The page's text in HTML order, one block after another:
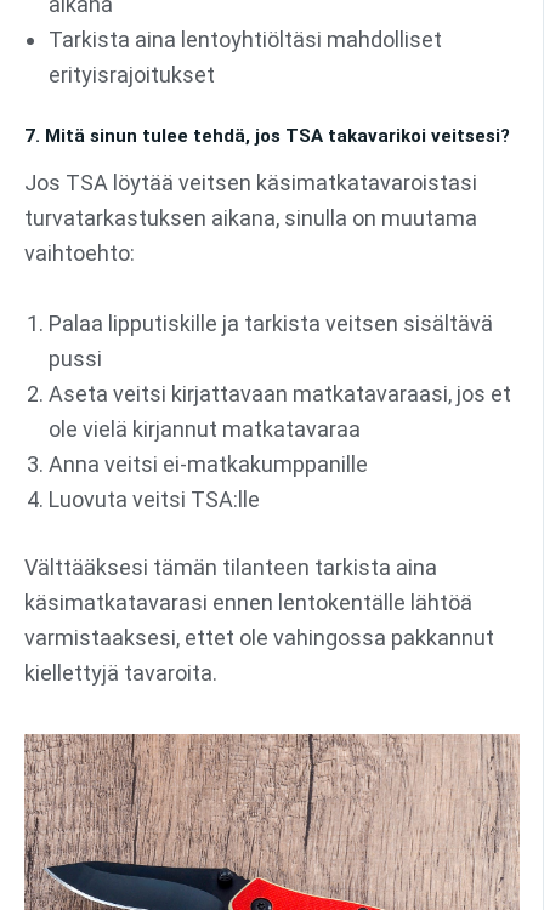
Tarkista aina lentoyhtiöltäsi mahdolliset
erityisrajoitukset
7. Mitä sinun tulee tehdä, jos TSA takavarikoi veitsesi?
Jos TSA löytää veitsen käsimatkatavaroistasi
turvatarkastuksen aikana, sinulla on muutama
vaihtoehto:
Palaa lipputiskille ja tarkista veitsen sisältävä
pussi
Aseta veitsi kirjattavaan matkatavaraasi, jos et
ole vielä kirjannut matkatavaraa
Anna veitsi ei-matkakumppanille
Luovuta veitsi TSA:lle
Välttääksesi tämän tilanteen tarkista aina
käsimatkatavarasi ennen lentokentälle lähtöä
varmistaaksesi, ettet ole vahingossa pakkannut
kiellettyjä tavaroita.